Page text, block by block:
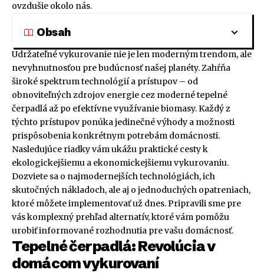
ovzdušie okolo nás.
Obsah
Udržateľné vykurovanie nie je len moderným trendom, ale
nevyhnutnosťou pre budúcnosť našej planéty. Zahŕňa
široké spektrum technológií a prístupov – od
obnoviteľných zdrojov energie cez moderné tepelné
čerpadlá až po efektívne využívanie biomasy. Každý z
týchto prístupov ponúka jedinečné výhody a možnosti
prispôsobenia konkrétnym potrebám domácnosti.
Nasledujúce riadky vám ukážu praktické cesty k
ekologickejšiemu a ekonomickejšiemu vykurovaniu.
Dozviete sa o najmodernejších technológiách, ich
skutočných nákladoch, ale aj o jednoduchých opatreniach,
ktoré môžete implementovať už dnes. Pripravili sme pre
vás komplexný prehľad alternatív, ktoré vám pomôžu
urobiť informované rozhodnutia pre vašu domácnosť.
Tepelné čerpadlá: Revolúcia v
domácom vykurovaní